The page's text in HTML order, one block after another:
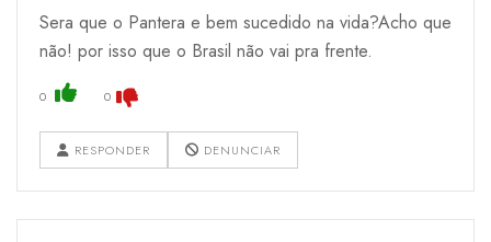
Sera que o Pantera e bem sucedido na vida?Acho que
não! por isso que o Brasil não vai pra frente.
0 0
RESPONDER DENUNCIAR